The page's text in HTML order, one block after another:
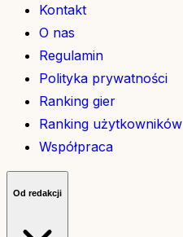
Kontakt
O nas
Regulamin
Polityka prywatności
Ranking gier
Ranking użytkowników
Współpraca
Od redakcji